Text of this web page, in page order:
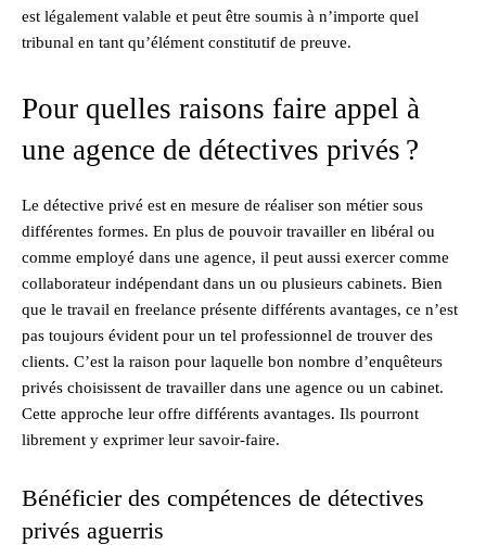
est légalement valable et peut être soumis à n’importe quel
tribunal en tant qu’élément constitutif de preuve.
Pour quelles raisons faire appel à
une agence de détectives privés ?
Le détective privé est en mesure de réaliser son métier sous
différentes formes. En plus de pouvoir travailler en libéral ou
comme employé dans une agence, il peut aussi exercer comme
collaborateur indépendant dans un ou plusieurs cabinets. Bien
que le travail en freelance présente différents avantages, ce n’est
pas toujours évident pour un tel professionnel de trouver des
clients. C’est la raison pour laquelle bon nombre d’enquêteurs
privés choisissent de travailler dans une agence ou un cabinet.
Cette approche leur offre différents avantages. Ils pourront
librement y exprimer leur savoir-faire.
Bénéficier des compétences de détectives
privés aguerris